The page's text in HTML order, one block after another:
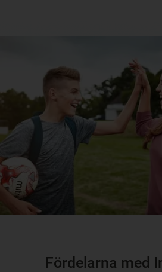
Fördelarna med